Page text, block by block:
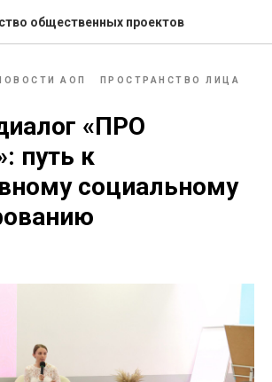
общественных проектов
АОП
ПРОСТРАНСТВО ЛИЦА
«ПРО
путь к
социальному